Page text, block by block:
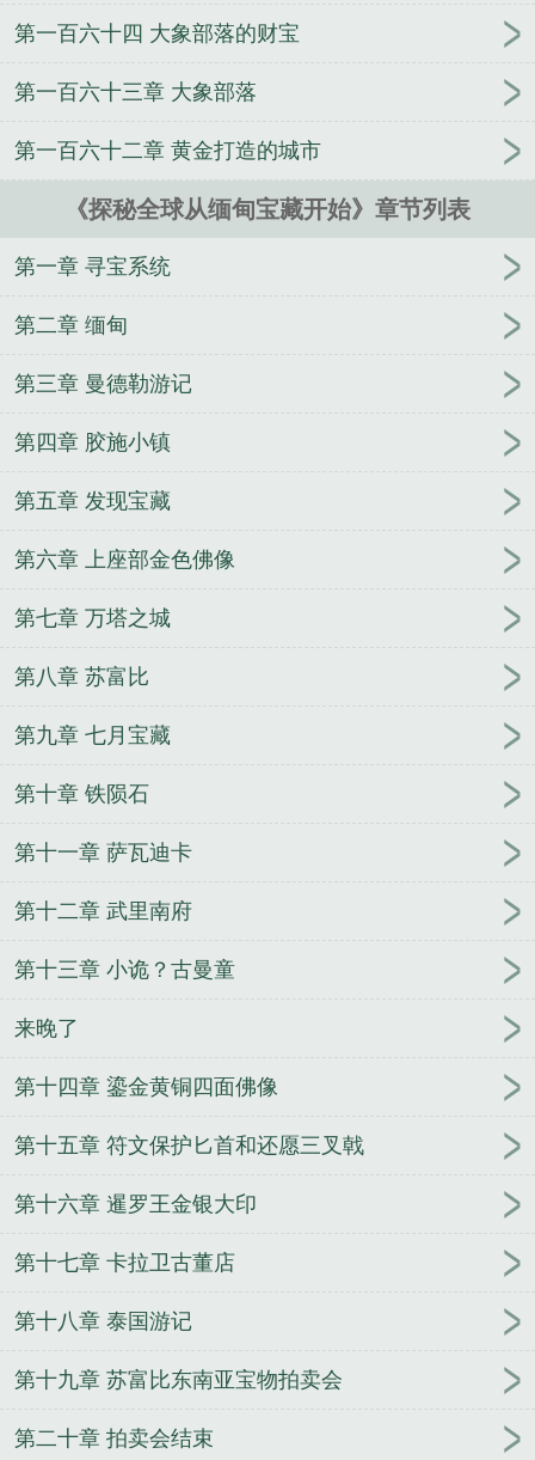
第一百六十四 大象部落的财宝
第一百六十三章 大象部落
第一百六十二章 黄金打造的城市
《探秘全球从缅甸宝藏开始》章节列表
第一章 寻宝系统
第二章 缅甸
第三章 曼德勒游记
第四章 胶施小镇
第五章 发现宝藏
第六章 上座部金色佛像
第七章 万塔之城
第八章 苏富比
第九章 七月宝藏
第十章 铁陨石
第十一章 萨瓦迪卡
第十二章 武里南府
第十三章 小诡？古曼童
来晚了
第十四章 鎏金黄铜四面佛像
第十五章 符文保护匕首和还愿三叉戟
第十六章 暹罗王金银大印
第十七章 卡拉卫古董店
第十八章 泰国游记
第十九章 苏富比东南亚宝物拍卖会
第二十章 拍卖会结束